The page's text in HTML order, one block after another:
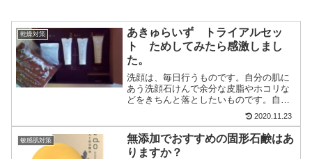
乾燥対策
あきゅらいず トライアルセッ
ト ためしてみたら感激しまし
た。
洗顔は、毎日行うものです。自分の肌に
あう洗顔石けんで余分な皮脂やホコリな
どをきちんと落としたいものです。自分
にあう洗顔石けんを選ぶのはとっても大
変ですが、スキンケアのトライアルセッ
トの中に洗顔石けんがセットされていま
す。今日は、そんなトライ...
2020.11.23
敏感肌対策
無添加でおすすめの固形石鹸はあ
りますか？